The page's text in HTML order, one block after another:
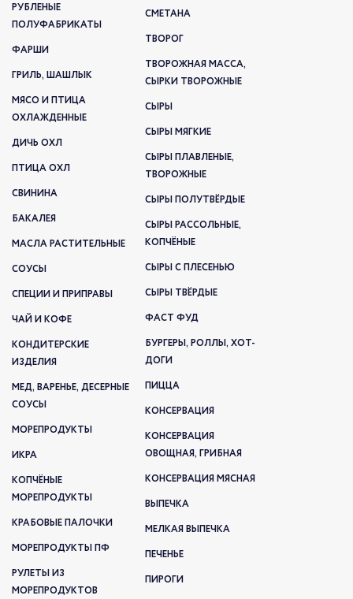
РУБЛЕНЫЕ
ПОЛУФАБРИКАТЫ
ФАРШИ
ГРИЛЬ, ШАШЛЫК
МЯСО И ПТИЦА
ОХЛАЖДЕННЫЕ
ДИЧЬ ОХЛ
ПТИЦА ОХЛ
СВИНИНА
БАКАЛЕЯ
МАСЛА РАСТИТЕЛЬНЫЕ
СОУСЫ
СПЕЦИИ И ПРИПРАВЫ
ЧАЙ И КОФЕ
КОНДИТЕРСКИЕ
ИЗДЕЛИЯ
МЕД, ВАРЕНЬЕ, ДЕСЕРНЫЕ
СОУСЫ
МОРЕПРОДУКТЫ
ИКРА
КОПЧЁНЫЕ
МОРЕПРОДУКТЫ
КРАБОВЫЕ ПАЛОЧКИ
МОРЕПРОДУКТЫ ПФ
РУЛЕТЫ ИЗ
МОРЕПРОДУКТОВ
СМЕТАНА
ТВОРОГ
ТВОРОЖНАЯ МАССА,
СЫРКИ ТВОРОЖНЫЕ
СЫРЫ
СЫРЫ МЯГКИЕ
СЫРЫ ПЛАВЛЕНЫЕ,
ТВОРОЖНЫЕ
СЫРЫ ПОЛУТВЁРДЫЕ
СЫРЫ РАССОЛЬНЫЕ,
КОПЧЁНЫЕ
СЫРЫ С ПЛЕСЕНЬЮ
СЫРЫ ТВЁРДЫЕ
ФАСТ ФУД
БУРГЕРЫ, РОЛЛЫ, ХОТ-
ДОГИ
ПИЦЦА
КОНСЕРВАЦИЯ
КОНСЕРВАЦИЯ
ОВОЩНАЯ, ГРИБНАЯ
КОНСЕРВАЦИЯ МЯСНАЯ
ВЫПЕЧКА
МЕЛКАЯ ВЫПЕЧКА
ПЕЧЕНЬЕ
ПИРОГИ